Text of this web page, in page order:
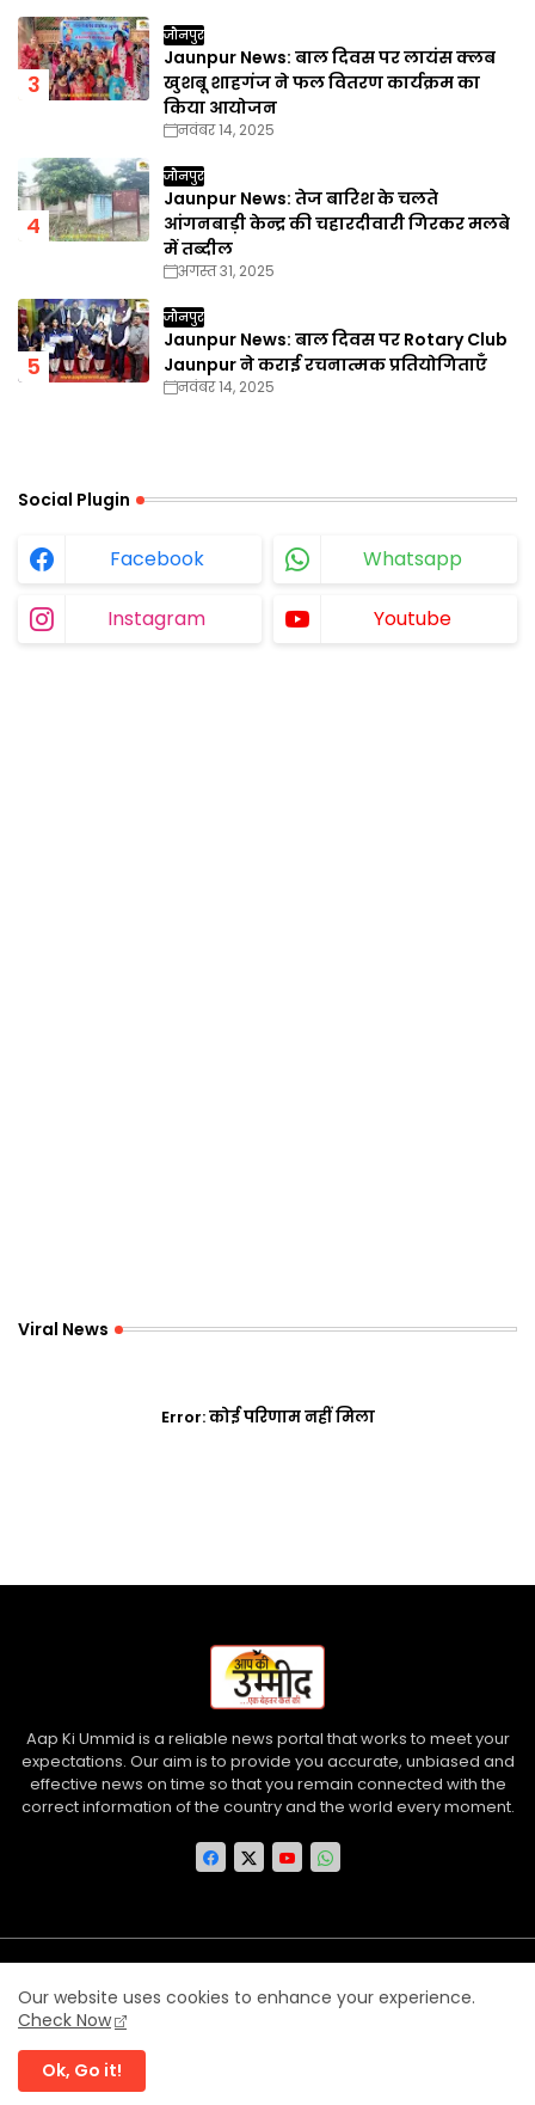
जौनपुर
Jaunpur News: बाल दिवस पर लायंस क्लब
खुशबू शाहगंज ने फल वितरण कार्यक्रम का
किया आयोजन
नवंबर 14, 2025
जौनपुर
Jaunpur News: तेज बारिश के चलते
आंगनबाड़ी केन्द्र की चहारदीवारी गिरकर मलबे
में तब्दील
अगस्त 31, 2025
जौनपुर
Jaunpur News: बाल दिवस पर Rotary Club
Jaunpur ने कराई रचनात्मक प्रतियोगिताएँ
नवंबर 14, 2025
Social Plugin
Facebook Whatsapp
Instagram Youtube
Viral News
Error:कोई परिणाम नहीं मिला
Aap Ki Ummid is a reliable news portal that works to meet your
expectations. Our aim is to provide you accurate, unbiased and
effective news on time so that you remain connected with the
correct information of the country and the world every moment.
©
Disclaimer
Terms and Conditions
Our website uses cookies to enhance your experience.
Check Now
Ok, Go it!